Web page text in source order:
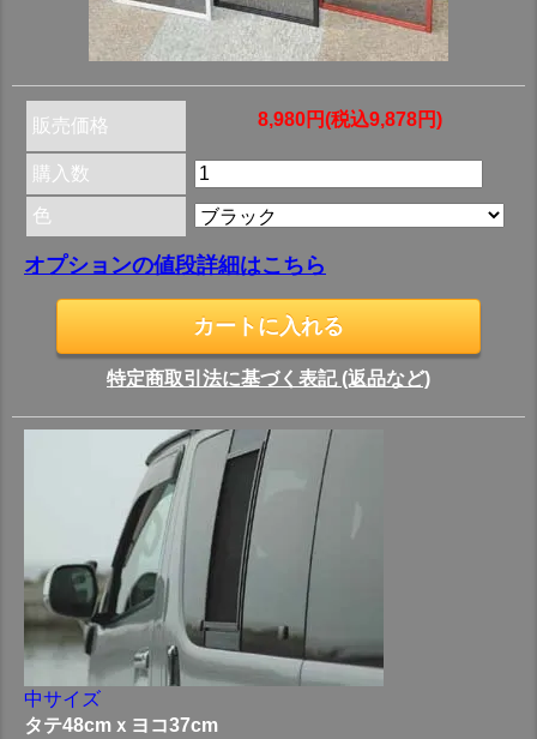
販売価格 8,980円(税込9,878円)
購入数
色
オプションの値段詳細はこちら
特定商取引法に基づく表記 (返品など)
中サイズ
タテ48cmｘヨコ37cm